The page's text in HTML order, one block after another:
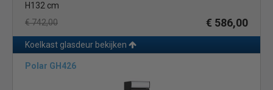
H132 cm
€ 742,00
€ 586,00
Koelkast glasdeur bekijken
Polar GH426